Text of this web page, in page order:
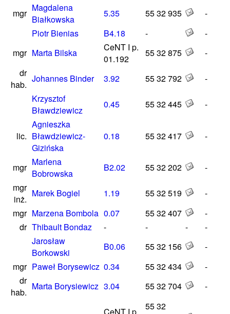
mgr Magdalena
Białkowska
5.35 55 32 935
-
Piotr Bienias
B4.18 -
-
mgr Marta Bilska
CeNT I p.
01.192
55 32 875
-
dr
hab.
Johannes Binder 3.92 55 32 792
-
Krzysztof
Bławdziewicz
0.45 55 32 445 -
lic.
Agnieszka
Bławdziewicz-
Gizińska
0.18 55 32 417 -
mgr Marlena
Bobrowska
B2.02 55 32 202
-
mgr
inż.
Marek Bogiel 1.19 55 32 519
-
mgr Marzena Bombola 0.07 55 32 407
-
dr Thibault Bondaz - - -
-
Jarosław
Borkowski
B0.06 55 32 156
-
mgr Paweł Borysewicz 0.34 55 32 434
-
dr
hab.
Marta Borysiewicz 3.04 55 32 704 -
CeNT I p.
55 32